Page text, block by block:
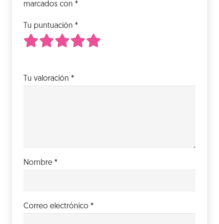
marcados con *
Tu puntuación *
Tu valoración *
Nombre *
Correo electrónico *